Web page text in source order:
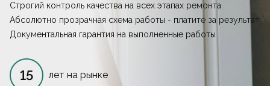
Строгий контроль качества на всех этапах ремонта
Абсолютно прозрачная схема работы - платите за результат
Документальная гарантия на выполненные работы
15 лет на рынке